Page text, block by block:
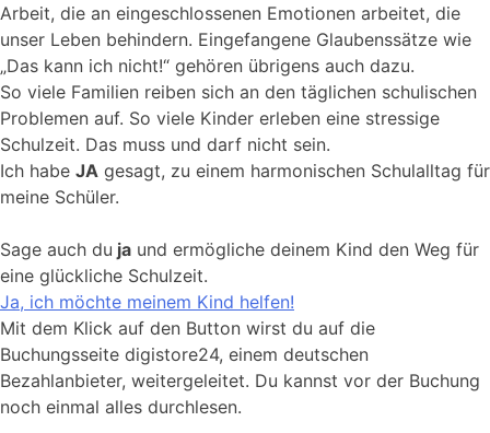
Arbeit, die an eingeschlossenen Emotionen arbeitet, die
unser Leben behindern. Eingefangene Glaubenssätze wie
„Das kann ich nicht!“ gehören übrigens auch dazu.
So viele Familien reiben sich an den täglichen schulischen
Problemen auf. So viele Kinder erleben eine stressige
Schulzeit. Das muss und darf nicht sein.
Ich habe JA gesagt, zu einem harmonischen Schulalltag für
meine Schüler.
Sage auch du ja und ermögliche deinem Kind den Weg für
eine glückliche Schulzeit.
Ja, ich möchte meinem Kind helfen!
Mit dem Klick auf den Button wirst du auf die
Buchungsseite digistore24, einem deutschen
Bezahlanbieter, weitergeleitet. Du kannst vor der Buchung
noch einmal alles durchlesen.